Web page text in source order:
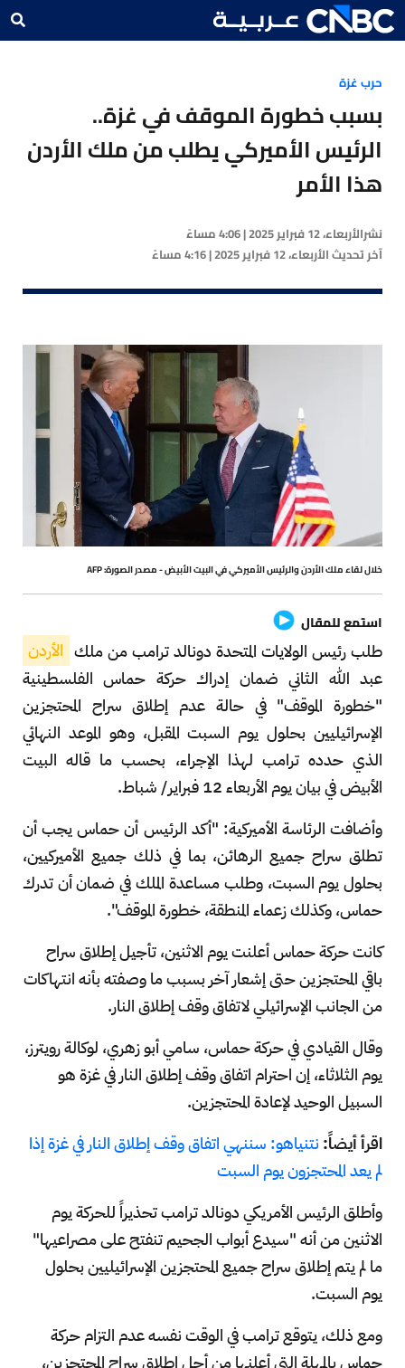
حرب غزة
بسبب خطورة الموقف في غزة..
الرئيس الأميركي يطلب من ملك الأردن
هذا الأمر
نشرالأربعاء، 12 فبراير 2025 | 4:06 مساءً
آخر تحديثالأربعاء، 12 فبراير 2025 | 4:16 مساءً
خلال لقاء ملك الأردن والرئيس الأميركي في البيت الأبيض - مصدر الصورة: AFP
استمع للمقال
طلب رئيس الولايات المتحدة دونالد ترامب من ملك الأردن
عبد الله الثاني ضمان إدراك حركة حماس الفلسطينية
"خطورة الموقف" في حالة عدم إطلاق سراح المحتجزين
الإسرائيليين بحلول يوم السبت المقبل، وهو الموعد النهائي
الذي حدده ترامب لهذا الإجراء، بحسب ما قاله البيت
الأبيض في بيان يوم الأربعاء 12 فبراير/ شباط.
وأضافت الرئاسة الأميركية: "أكد الرئيس أن حماس يجب أن
تطلق سراح جميع الرهائن، بما في ذلك جميع الأميركيين،
بحلول يوم السبت، وطلب مساعدة الملك في ضمان أن تدرك
حماس، وكذلك زعماء المنطقة، خطورة الموقف".
كانت حركة حماس أعلنت يوم الاثنين، تأجيل إطلاق سراح
باقي المحتجزين حتى إشعار آخر بسبب ما وصفته بأنه انتهاكات
من الجانب الإسرائيلي لاتفاق وقف إطلاق النار.
وقال القيادي في حركة حماس، سامي أبو زهري، لوكالة رويترز،
يوم الثلاثاء، إن احترام اتفاق وقف إطلاق النار في غزة هو
السبيل الوحيد لإعادة المحتجزين.
اقرأ أيضاً:نتنياهو: سننهي اتفاق وقف إطلاق النار في غزة إذا
لم يعد المحتجزون يوم السبت
وأطلق الرئيس الأمريكي دونالد ترامب تحذيراً للحركة يوم
الاثنين من أنه "سيدع أبواب الجحيم تنفتح على مصراعيها"
ما لم يتم إطلاق سراح جميع المحتجزين الإسرائيليين بحلول
يوم السبت.
ومع ذلك، يتوقع ترامب في الوقت نفسه عدم التزام حركة
حماس بالمهلة التي أعلنها من أجل إطلاق سراح المحتجزين،